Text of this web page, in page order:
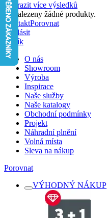
Zobrazit více výsledků
Nenalezeny žádné produkty.
KontaktPorovnat
Přihlásit
Košík
O nás
Showroom
Výroba
Inspirace
Naše služby
Naše katalogy
Obchodní podmínky
Projekt
Náhradní plnění
Volná místa
Sleva na nákup
Porovnat
VÝHODNÝ NÁKUP